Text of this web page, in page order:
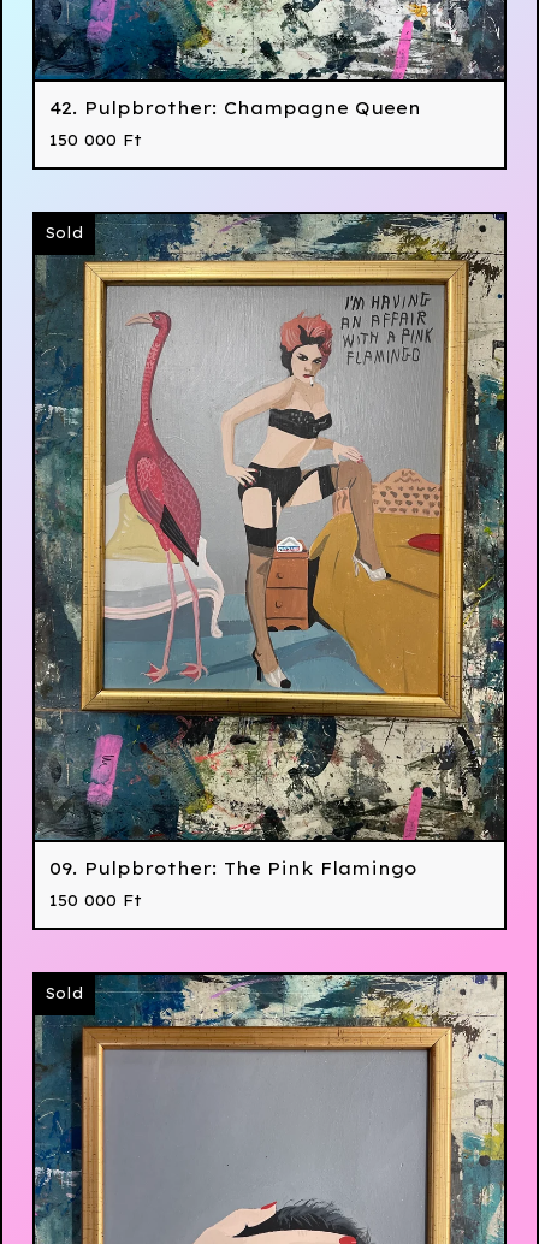
42. Pulpbrother: Champagne Queen
150 000 Ft
Sold
09. Pulpbrother: The Pink Flamingo
150 000 Ft
Sold